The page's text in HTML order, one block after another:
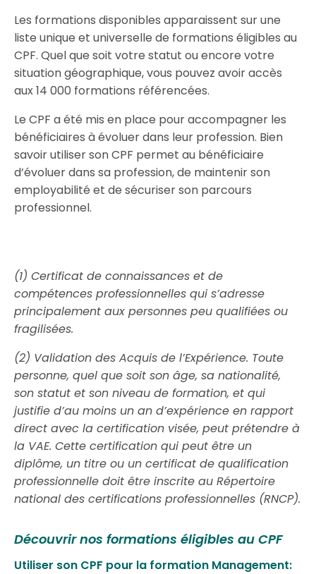
Les formations disponibles apparaissent sur une
liste unique et universelle de formations éligibles au
CPF. Quel que soit votre statut ou encore votre
situation géographique, vous pouvez avoir accès
aux 14 000 formations référencées.
Le CPF a été mis en place pour accompagner les
bénéficiaires à évoluer dans leur profession. Bien
savoir utiliser son CPF permet au bénéficiaire
d’évoluer dans sa profession, de maintenir son
employabilité et de sécuriser son parcours
professionnel.
(1) Certificat de connaissances et de
compétences professionnelles qui s’adresse
principalement aux personnes peu qualifiées ou
fragilisées.
(2) Validation des Acquis de l’Expérience. Toute
personne, quel que soit son âge, sa nationalité,
son statut et son niveau de formation, et qui
justifie d’au moins un an d’expérience en rapport
direct avec la certification visée, peut prétendre à
la VAE. Cette certification qui peut être un
diplôme, un titre ou un certificat de qualification
professionnelle doit être inscrite au Répertoire
national des certifications professionnelles (RNCP).
Découvrir nos formations éligibles au CPF
Utiliser son CPF pour la formation Management:​